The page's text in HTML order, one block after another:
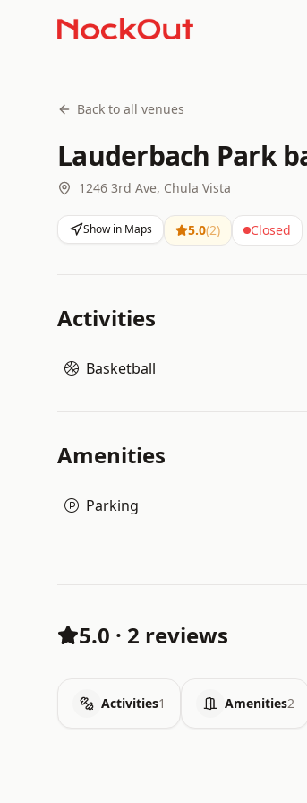
Back to all venues
Lauderbach Park
1246 3rd Ave, Chula Vista
Show in Maps 5.0(2) Closed
Activities
Basketball
Amenities
Parking
5.0 · 2 reviews
Activities1 Amenities2